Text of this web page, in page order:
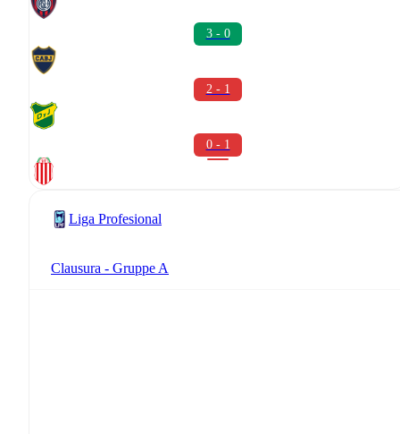
3 - 0
2 - 1
0 - 1
Liga Profesional
Clausura - Gruppe A